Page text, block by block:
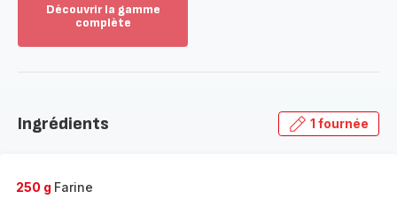
Découvrir la gamme
complète
gamme
Ingrédients 1 fournée
250 g Farine